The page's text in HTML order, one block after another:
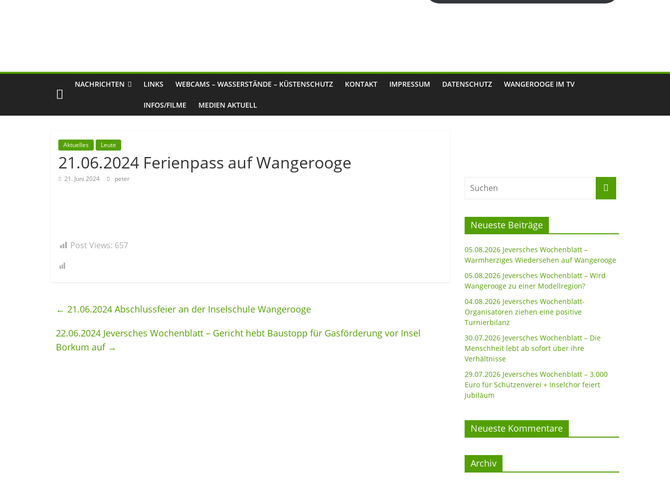
NACHRICHTEN LINKS WEBCAMS – WASSERSTÄNDE – KÜSTENSCHUTZ KONTAKT IMPRESSUM DATENSCHUTZ WANGEROOGE IM TV
INFOS/FILME MEDIEN AKTUELL
Aktuelles Leute
21.06.2024 Ferienpass auf Wangerooge
21. Juni 2024 peter
Post Views: 657
← 21.06.2024 Abschlussfeier an der Inselschule Wangerooge
22.06.2024 Jeversches Wochenblatt – Gericht hebt Baustopp für Gasförderung vor Insel
Borkum auf →
Neueste Beiträge
05.08.2026 Jeversches Wochenblatt –
Warmherziges Wiedersehen auf Wangerooge
05.08.2026 Jeversches Wochenblatt – Wird
Wangerooge zu einer Modellregion?
04.08.2026 Jeversches Wochenblatt-
Organisatoren ziehen eine positive
Turnierbilanz
30.07.2026 Jeversches Wochenblatt – Die
Menschheit lebt ab sofort über ihre
Verhältnisse
29.07.2026 Jeversches Wochenblatt – 3.000
Euro für Schützenverei + Inselchor feiert
Jubiläum
Neueste Kommentare
Archiv